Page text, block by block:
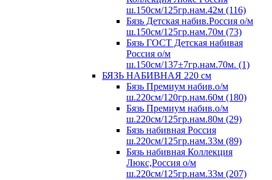
ш.150см/125гр.нам.42м (116)
Бязь Детская набив.Россия о/м
ш.150см/125гр.нам.70м (73)
Бязь ГОСТ Детская набивая
Россия о/м
ш.150см/137±7гр.нам.70м. (1)
БЯЗЬ НАБИВНАЯ 220 см
Бязь Премиум набив.о/м
ш.220см/120гр.нам.60м (180)
Бязь Премиум набив.о/м
ш.220см/125гр.нам.80м (29)
Бязь набивная Россия
ш.220см/125гр.нам.33м (89)
Бязь набивная Коллекция
Люкс,Россия о/м
ш.220см/125гр.нам.33м (207)